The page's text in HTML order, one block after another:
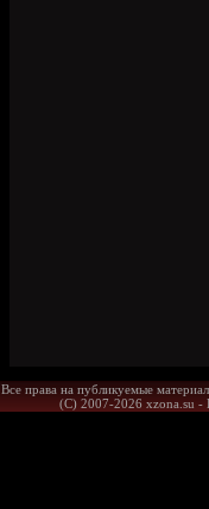
Все права на публикуемые
(С) 2007-2026 xzona.su -